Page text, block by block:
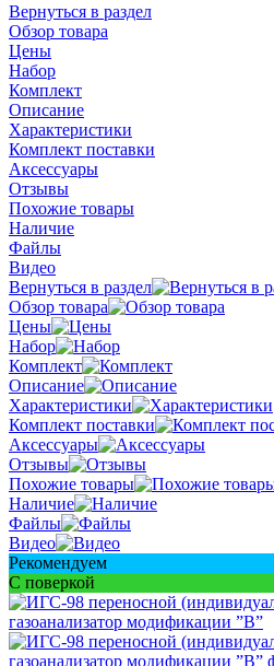
Вернуться в раздел
Обзор товара
Цены
Набор
Комплект
Описание
Характеристики
Комплект поставки
Аксессуары
Отзывы
Похожие товары
Наличие
Файлы
Видео
Вернуться в раздел
Обзор товара
Цены
Набор
Комплект
Описание
Характеристики
Комплект поставки
Аксессуары
Отзывы
Похожие товары
Наличие
Файлы
Видео
Рекомендуем
С поверкой